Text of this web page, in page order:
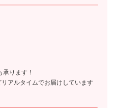
ります！
アルタイムでお届けしています